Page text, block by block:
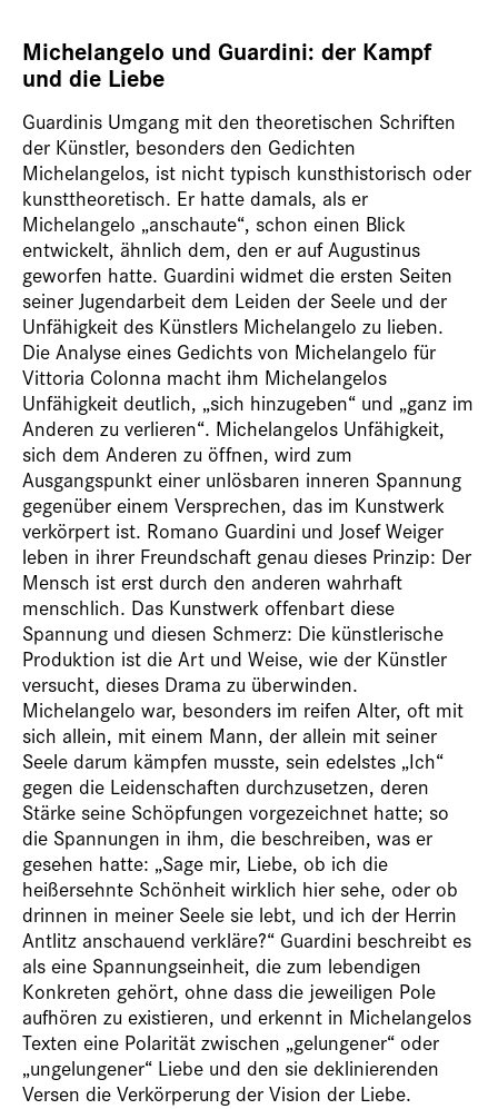
Michelangelo und Guardini: der Kampf
und die Liebe
Guardinis Umgang mit den theoretischen Schriften
der Künstler, besonders den Gedichten
Michelangelos, ist nicht typisch kunsthistorisch oder
kunsttheoretisch. Er hatte damals, als er
Michelangelo „anschaute“, schon einen Blick
entwickelt, ähnlich dem, den er auf Augustinus
geworfen hatte. Guardini widmet die ersten Seiten
seiner Jugendarbeit dem Leiden der Seele und der
Unfähigkeit des Künstlers Michelangelo zu lieben.
Die Analyse eines Gedichts von Michelangelo für
Vittoria Colonna macht ihm Michelangelos
Unfähigkeit deutlich, „sich hinzugeben“ und „ganz im
Anderen zu verlieren“. Michelangelos Unfähigkeit,
sich dem Anderen zu öffnen, wird zum
Ausgangspunkt einer unlösbaren inneren Spannung
gegenüber einem Versprechen, das im Kunstwerk
verkörpert ist. Romano Guardini und Josef Weiger
leben in ihrer Freundschaft genau dieses Prinzip: Der
Mensch ist erst durch den anderen wahrhaft
menschlich. Das Kunstwerk offenbart diese
Spannung und diesen Schmerz: Die künstlerische
Produktion ist die Art und Weise, wie der Künstler
versucht, dieses Drama zu überwinden.
Michelangelo war, besonders im reifen Alter, oft mit
sich allein, mit einem Mann, der allein mit seiner
Seele darum kämpfen musste, sein edelstes „Ich“
gegen die Leidenschaften durchzusetzen, deren
Stärke seine Schöpfungen vorgezeichnet hatte; so
die Spannungen in ihm, die beschreiben, was er
gesehen hatte: „Sage mir, Liebe, ob ich die
heißersehnte Schönheit wirklich hier sehe, oder ob
drinnen in meiner Seele sie lebt, und ich der Herrin
Antlitz anschauend verkläre?“ Guardini beschreibt es
als eine Spannungseinheit, die zum lebendigen
Konkreten gehört, ohne dass die jeweiligen Pole
aufhören zu existieren, und erkennt in Michelangelos
Texten eine Polarität zwischen „gelungener“ oder
„ungelungener“ Liebe und den sie deklinierenden
Versen die Verkörperung der Vision der Liebe.